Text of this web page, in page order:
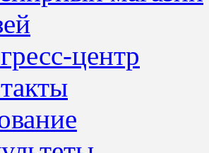
центр